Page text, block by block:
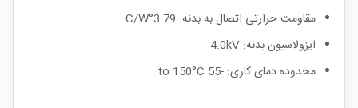
مقاومت حرارتی اتصال به بدنه: 3.79°C/W
ایزولاسیون بدنه: 4.0kV
محدوده دمای کاری: -55 to 150°C